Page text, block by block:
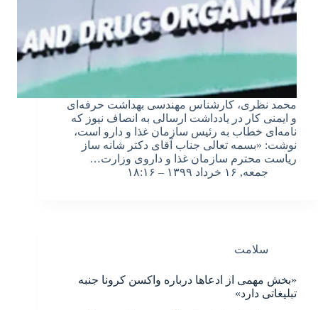
محمد نظری، کارشناس مهندسی بهداشت حرفه‌ای
و ایمنی کار در یادداشت ارسالی به انصاف نیوز که
نامه‌ای خطاب به رئیس سازمان غذا و دارو است،
نوشت: «بسمه تعالی جناب آقای دکتر شانه ساز
ریاست محترم سازمان غذا و داروی وزارت…
جمعه, ۱۶ خرداد ۱۳۹۹ – ۱۸:۱۶
سلامت
«بخش مهمی از ادعاها درباره واکسن کرونا جنبه
تبلیغاتی دارد»